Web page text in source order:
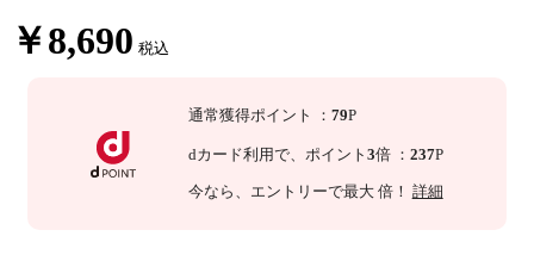
￥8,690 税込
通常獲得ポイント ： 79P
dカード利用で、 ポイント 3倍 ： 237P
今なら 、エントリーで最大 倍！ 詳細